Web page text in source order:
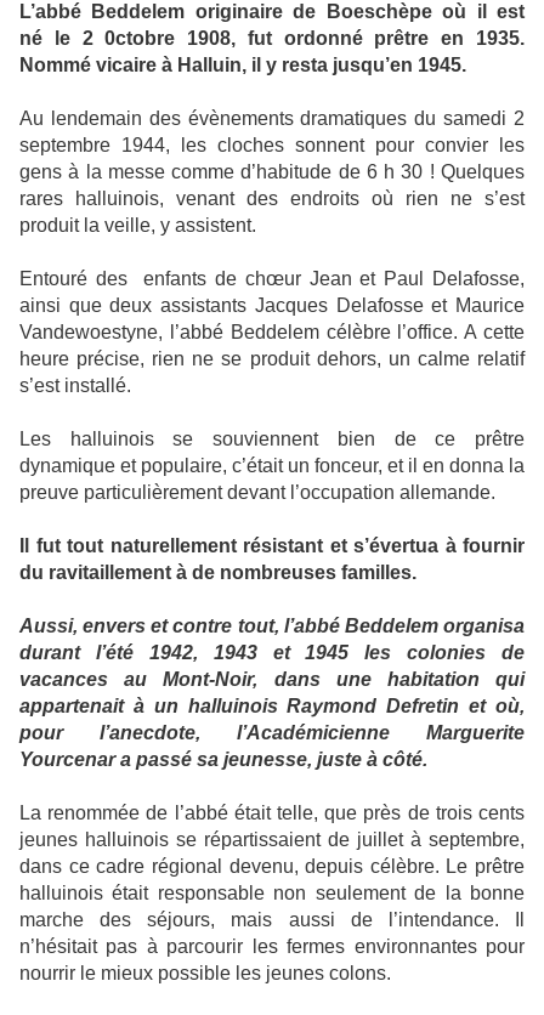
L’abbé Beddelem originaire de Boeschèpe où il est
né le 2 0ctobre 1908, fut ordonné prêtre en 1935.
Nommé vicaire à Halluin, il y resta jusqu’en 1945.
Au lendemain des évènements dramatiques du samedi 2
septembre 1944, les cloches sonnent pour convier les
gens à la messe comme d’habitude de 6 h 30 ! Quelques
rares halluinois, venant des endroits où rien ne s’est
produit la veille, y assistent.
Entouré des
enfants de chœur Jean et Paul Delafosse,
ainsi que deux assistants Jacques Delafosse et Maurice
Vandewoestyne, l’abbé Beddelem célèbre l’office. A cette
heure précise, rien ne se produit dehors, un calme relatif
s’est installé.
Les halluinois se souviennent bien de ce prêtre
dynamique et populaire, c’était un fonceur, et il en donna la
preuve particulièrement devant l’occupation allemande.
Il fut tout naturellement résistant et s’évertua à fournir
du ravitaillement à de nombreuses familles.
Aussi, envers et contre tout, l’abbé Beddelem organisa
durant l’été 1942, 1943 et 1945 les colonies de
vacances au Mont-Noir, dans une habitation qui
appartenait à un halluinois Raymond Defretin et où,
pour l’anecdote, l’Académicienne Marguerite
Yourcenar a passé sa jeunesse, juste à côté.
La renommée de l’abbé était telle, que près de trois cents
jeunes halluinois se répartissaient de juillet à septembre,
dans ce cadre régional devenu, depuis célèbre. Le prêtre
halluinois était responsable non seulement de la bonne
marche des séjours, mais aussi de l’intendance. Il
n’hésitait pas à parcourir les fermes environnantes pour
nourrir le mieux possible les jeunes colons.